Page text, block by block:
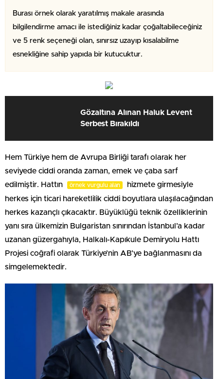
Burası örnek olarak yaratılmış makale arasında
bilgilendirme amacı ile istediğiniz kadar çoğaltabileceğiniz
ve 5 renk seçeneği olan, sınırsız uzayıp kısalabilme
esnekliğine sahip yapıda bir kutucuktur.
Gözaltına Alınan Haluk Levent
Serbest Bırakıldı
Hem Türkiye hem de Avrupa Birliği tarafı olarak her
seviyede ciddi oranda zaman, emek ve çaba sarf
edilmiştir. Hattın
örnek vurgulu alan
hizmete girmesiyle
herkes için ticari hareketlilik ciddi boyutlara ulaşılacağından
herkes kazançlı çıkacaktır. Büyüklüğü teknik özelliklerinin
yanı sıra ülkemizin Bulgaristan sınırından İstanbul’a kadar
uzanan güzergahıyla, Halkalı-Kapıkule Demiryolu Hattı
Projesi coğrafi olarak Türkiye’nin AB’ye bağlanmasını da
simgelemektedir.